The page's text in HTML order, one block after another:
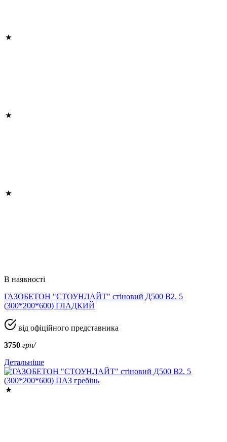
В наявності
ГАЗОБЕТОН "СТОУНЛАЙТ" стіновий Д500 В2. 5
(300*200*600) ГЛАДКИЙ
від офіційного представника
3750 грн/
Детальніше